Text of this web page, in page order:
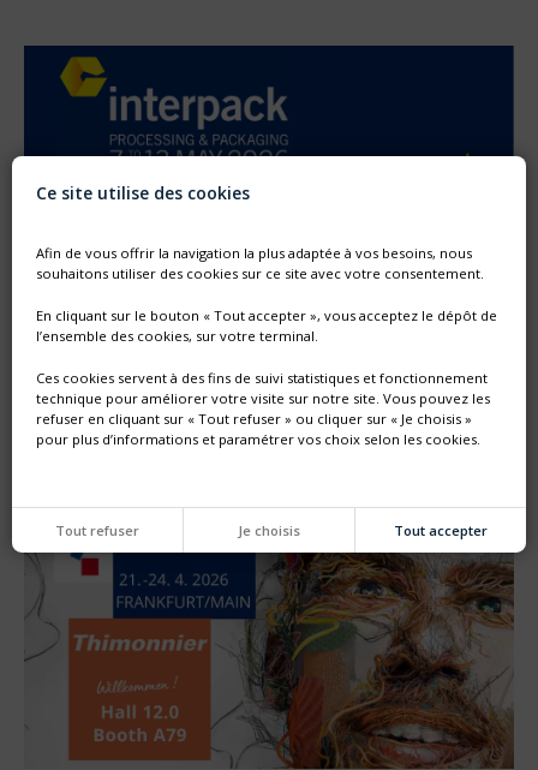
SALON INTERPACK 2026 - DU 7 AU 13 MAI 2026
Retrouvez nous à Dusseldörf HALL 6 stand B79 et
découvrez en avant première ...
Ce site utilise des cookies
Afin de vous offrir la navigation la plus adaptée à vos besoins, nous
souhaitons utiliser des cookies sur ce site avec votre consentement.
En cliquant sur le bouton « Tout accepter », vous acceptez le dépôt de
l’ensemble des cookies, sur votre terminal.
Ces cookies servent à des fins de suivi statistiques et fonctionnement
technique pour améliorer votre visite sur notre site. Vous pouvez les
refuser en cliquant sur « Tout refuser » ou cliquer sur « Je choisis »
pour plus d’informations et paramétrer vos choix selon les cookies.
Tout refuser Je choisis Tout accepter